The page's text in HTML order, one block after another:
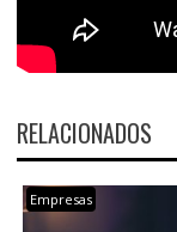
RELACIONADOS
Empresas